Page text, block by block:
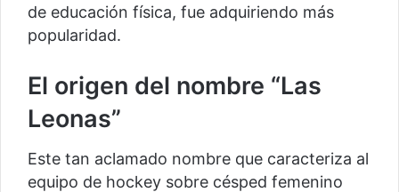
de educación física, fue adquiriendo más
popularidad.
El origen del nombre “Las
Leonas”
Este tan aclamado nombre que caracteriza al
equipo de hockey sobre césped femenino